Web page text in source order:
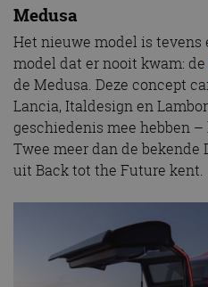
Medusa
Het nieuwe model is tevens
model dat er nooit kwam: de
de Medusa. Deze concept
Lancia, Italdesign en
geschiedenis mee hebben
Twee meer dan de bekende
uit Back tot the Future kent.